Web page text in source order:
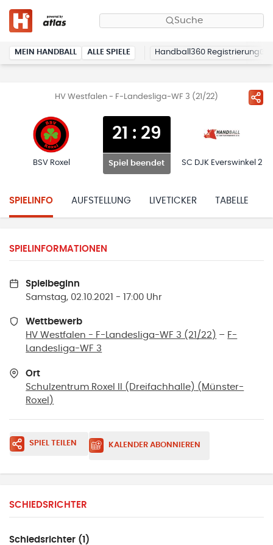
Suche
MEIN HANDBALL ALLE SPIELE Handball360 Registrierung
HV Westfalen - F-Landesliga-WF 3 (21/22)
BSV Roxel
21 : 29
Spiel beendet SC DJK Everswinkel 2
SPIELINFO AUFSTELLUNG LIVETICKER TABELLE
SPIELINFORMATIONEN
Spielbeginn
Samstag, 02.10.2021 - 17:00 Uhr
Wettbewerb
HV Westfalen - F-Landesliga-WF 3 (21/22) – F-
Landesliga-WF 3
Ort
Schulzentrum Roxel II (Dreifachhalle) ( Münster-
Roxel )
SPIEL TEILEN KALENDER ABONNIEREN
SCHIEDSRICHTER
Schiedsrichter (1)